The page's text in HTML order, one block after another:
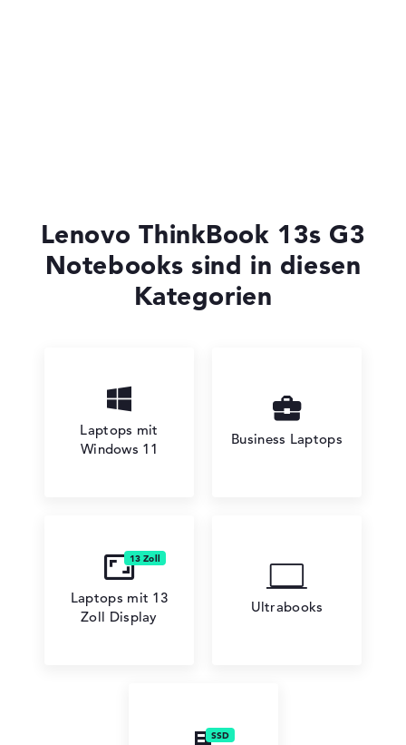
Lenovo V
Lenovo Chromebook
Lenovo ThinkBook 13s G3
Notebooks sind in diesen
Kategorien
Laptops mit
Windows 11
Business Laptops
Laptops mit 13
Zoll Display
Ultrabooks